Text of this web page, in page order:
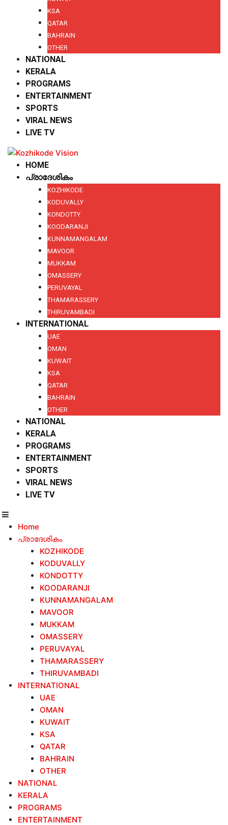
KSA
QATAR
BAHRAIN
OTHER
NATIONAL
KERALA
PROGRAMS
ENTERTAINMENT
SPORTS
VIRAL NEWS
LIVE TV
HOME
പ്രാദേശികം
KOZHIKODE
KODUVALLY
KONDOTTY
KOODARANJI
KUNNAMANGALAM
MAVOOR
MUKKAM
OMASSERY
PERUVAYAL
THAMARASSERY
THIRUVAMBADI
INTERNATIONAL
UAE
OMAN
KUWAIT
KSA
QATAR
BAHRAIN
OTHER
NATIONAL
KERALA
PROGRAMS
ENTERTAINMENT
SPORTS
VIRAL NEWS
LIVE TV
Home
പ്രാദേശികം
KOZHIKODE
KODUVALLY
KONDOTTY
KOODARANJI
KUNNAMANGALAM
MAVOOR
MUKKAM
OMASSERY
PERUVAYAL
THAMARASSERY
THIRUVAMBADI
INTERNATIONAL
UAE
OMAN
KUWAIT
KSA
QATAR
BAHRAIN
OTHER
NATIONAL
KERALA
PROGRAMS
ENTERTAINMENT